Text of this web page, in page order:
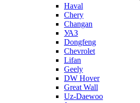
Haval
Chery
Changan
УАЗ
Dongfeng
Chevrolet
Lifan
Geely
DW Hover
Great Wall
Uz-Daewoo